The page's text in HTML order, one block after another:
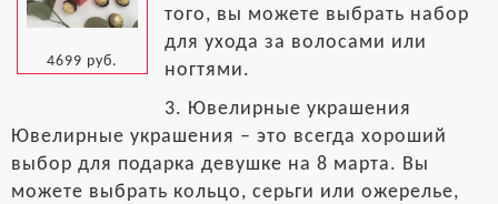
4699 руб.
того, вы можете выбрать набор
для ухода за волосами или
ногтями.
3. Ювелирные украшения
Ювелирные украшения – это всегда хороший
выбор для подарка девушке на 8 марта. Вы
можете выбрать кольцо, серьги или ожерелье,